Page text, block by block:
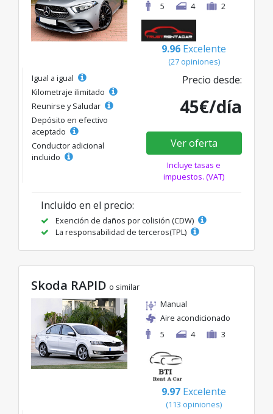
5
4 2
9.96 Excelente
(27 opiniones)
Igual a igual
Kilometraje ilimitado
Reunirse y Saludar
Depósito en efectivo
aceptado
Conductor adicional
incluido
Precio desde:
45€/día
Ver oferta
Incluye tasas e
impuestos. (VAT)
Incluido en el precio:
Exención de daños por colisión (CDW)
La responsabilidad de terceros(TPL)
Skoda RAPID o similar
Manual
Aire acondicionado
5
4 3
9.97 Excelente
(113 opiniones)